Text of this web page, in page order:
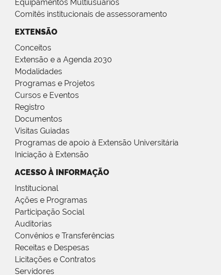
Equipamentos Multiusuários
Comitês institucionais de assessoramento
EXTENSÃO
Conceitos
Extensão e a Agenda 2030
Modalidades
Programas e Projetos
Cursos e Eventos
Registro
Documentos
Visitas Guiadas
Programas de apoio à Extensão Universitária
Iniciação à Extensão
ACESSO À INFORMAÇÃO
Institucional
Ações e Programas
Participação Social
Auditorias
Convênios e Transferências
Receitas e Despesas
Licitações e Contratos
Servidores